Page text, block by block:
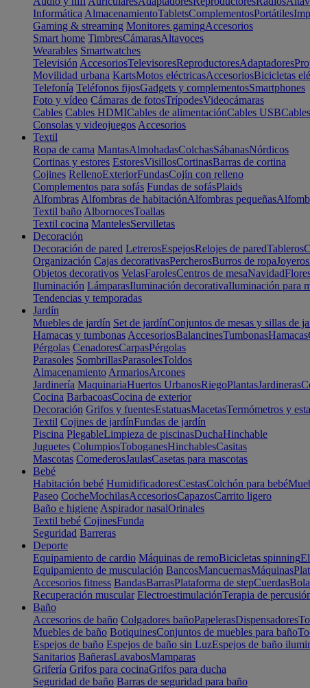
Informática AlmacenamientoTabletsComplementosPortátiles
Gaming & streaming Monitores gamingAccesorios
Smart home TimbresCámarasAltavoces
Wearables Smartwatches
Televisión AccesoriosTelevisoresReproductoresAdaptadores
Movilidad urbana KartsMotos eléctricasAccesoriosBicicletas
Telefonía Teléfonos fijosGadgets y complementosSmartphones
Foto y vídeo Cámaras de fotosTrípodesVideocámaras
Cables Cables HDMICables de alimentaciónCables USB
Consolas y videojuegos Accesorios
Textil
Ropa de cama MantasAlmohadasColchasSábanasNórdicos
Cortinas y estores EstoresVisillosCortinasBarras de cortina
Cojines RellenoExteriorFundasCojín con relleno
Complementos para sofás Fundas de sofásPlaids
Alfombras Alfombras de habitaciónAlfombras pequeñas
Textil baño AlbornocesToallas
Textil cocina MantelesServilletas
Decoración
Decoración de pared LetrerosEspejosRelojes de paredTableros
Organización Cajas decorativasPercherosBurros de ropaJoyeros
Objetos decorativos VelasFarolesCentros de mesaNavidad
Iluminación LámparasIluminación decorativaIluminación para
Tendencias y temporadas
Jardín
Muebles de jardín Set de jardínConjuntos de mesas y sillas de
Hamacas y tumbonas AccesoriosBalancinesTumbonasHamacas
Pérgolas CenadoresCarpasPérgolas
Parasoles SombrillasParasolesToldos
Almacenamiento ArmariosArcones
Jardinería MaquinariaHuertos UrbanosRiegoPlantasJardineras
Cocina BarbacoasCocina de exterior
Decoración Grifos y fuentesEstatuasMacetasTermómetros y
Textil Cojines de jardínFundas de jardín
Piscina PlegableLimpieza de piscinasDuchaHinchable
Juguetes ColumpiosToboganesHinchablesCasitas
Mascotas ComederosJaulasCasetas para mascotas
Bebé
Habitación bebé HumidificadoresCestasColchón para bebé
Paseo CocheMochilasAccesoriosCapazosCarrito ligero
Baño e higiene Aspirador nasalOrinales
Textil bebé CojinesFunda
Seguridad Barreras
Deporte
Equipamiento de cardio Máquinas de remoBicicletas spinning
Equipamiento de musculación BancosMancuernasMáquinas
Accesorios fitness BandasBarrasPlataforma de stepCuerdas
Recuperación muscular ElectroestimulaciónTerapia de
Baño
Accesorios de baño Colgadores bañoPapelerasDispensadores
Muebles de baño BotiquinesConjuntos de muebles para baño
Espejos de baño Espejos de baño sin LuzEspejos de baño
Sanitarios BañerasLavabosMamparas
Grifería Grifos para cocinaGrifos para ducha
Seguridad de baño Barras de seguridad para baño